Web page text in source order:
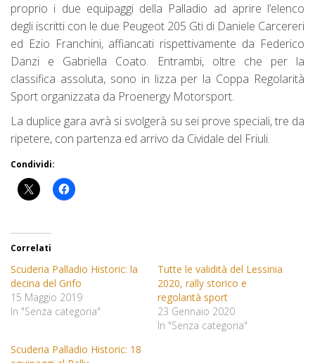
proprio i due equipaggi della Palladio ad aprire l’elenco
degli iscritti con le due Peugeot 205 Gti di Daniele Carcereri
ed Ezio Franchini, affiancati rispettivamente da Federico
Danzi e Gabriella Coato. Entrambi, oltre che per la
classifica assoluta, sono in lizza per la Coppa Regolarità
Sport organizzata da Proenergy Motorsport.
La duplice gara avrà si svolgerà su sei prove speciali, tre da
ripetere, con partenza ed arrivo da Cividale del Friuli.
Condividi:
Correlati
Scuderia Palladio Historic: la
decina del Grifo
15 Maggio 2019
In "Senza categoria"
Tutte le validità del Lessinia
2020, rally storico e
regolarità sport
23 Gennaio 2020
In "Senza categoria"
Scuderia Palladio Historic: 18